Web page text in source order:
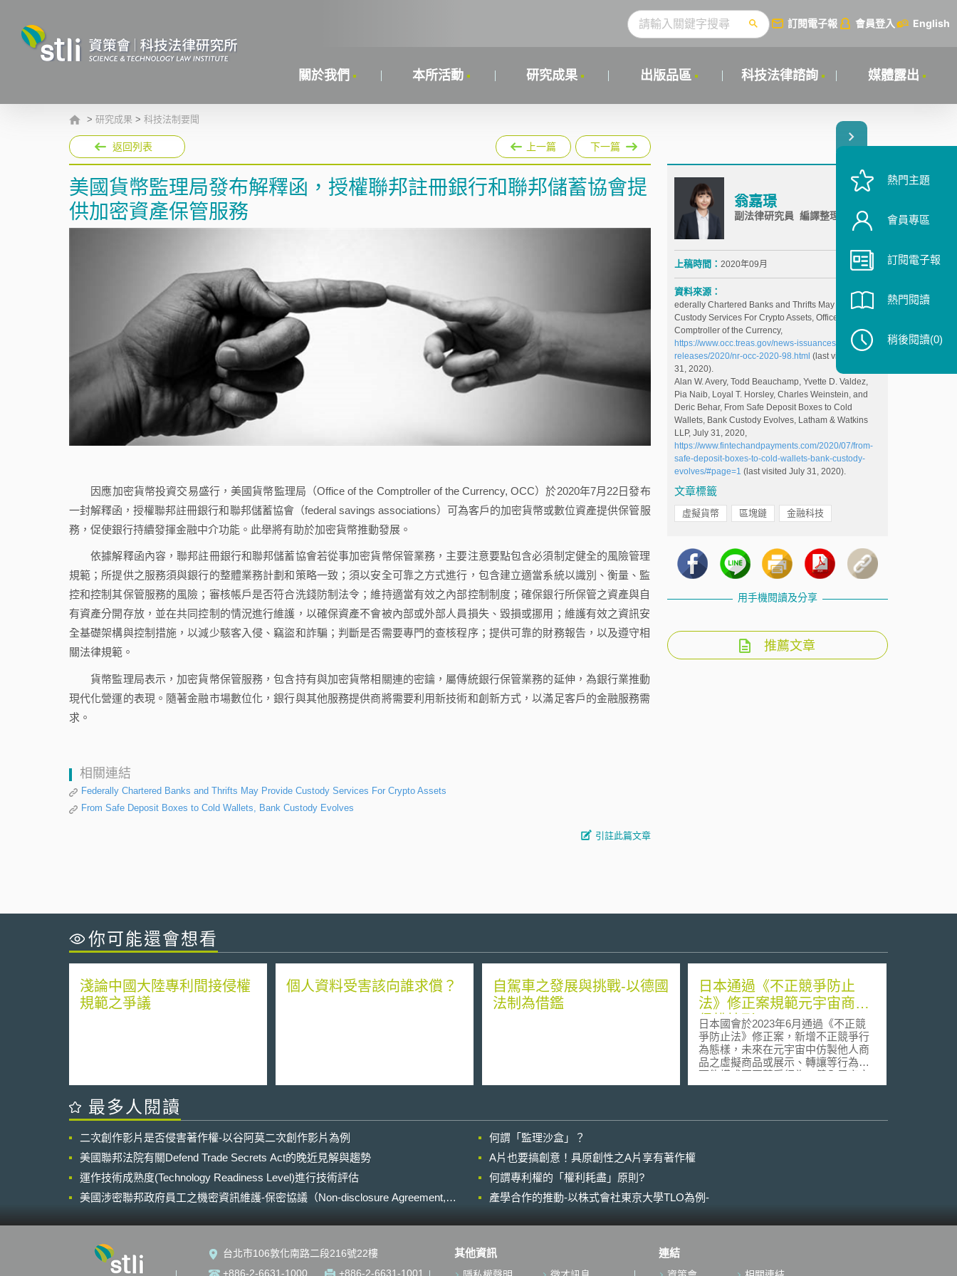
訂閱電子報 會員登入 English
關於我們 本所活動 研究成果 出版品區 科技法律諮詢 媒體露出
> 研究成果 > 科技法制要聞
返回列表 上一篇 下一篇
美國貨幣監理局發布解釋函，授權聯邦註冊銀行和聯邦儲蓄協會提
供加密資產保管服務
因應加密貨幣投資交易盛行，美國貨幣監理局（Office of the Comptroller of the Currency, OCC）於2020年7月22日發布
一封解釋函，授權聯邦註冊銀行和聯邦儲蓄協會（federal savings associations）可為客戶的加密貨幣或數位資產提供保管服
務，促使銀行持續發揮金融中介功能。此舉將有助於加密貨幣推動發展。
依據解釋函內容，聯邦註冊銀行和聯邦儲蓄協會若從事加密貨幣保管業務，主要注意要點包含必須制定健全的風險管理
規範；所提供之服務須與銀行的整體業務計劃和策略一致；須以安全可靠之方式進行，包含建立適當系統以識別、衡量、監
控和控制其保管服務的風險；審核帳戶是否符合洗錢防制法令；維持適當有效之內部控制制度；確保銀行所保管之資產與自
有資產分開存放，並在共同控制的情況進行維護，以確保資產不會被內部或外部人員損失、毀損或挪用；維護有效之資訊安
全基礎架構與控制措施，以減少駭客入侵、竊盜和詐騙；判斷是否需要專門的查核程序；提供可靠的財務報告，以及遵守相
關法律規範。
貨幣監理局表示，加密貨幣保管服務，包含持有與加密貨幣相關連的密鑰，屬傳統銀行保管業務的延伸，為銀行業推動
現代化營運的表現。隨著金融市場數位化，銀行與其他服務提供商將需要利用新技術和創新方式，以滿足客戶的金融服務需
求。
相關連結
Federally Chartered Banks and Thrifts May Provide Custody Services For Crypto Assets
From Safe Deposit Boxes to Cold Wallets, Bank Custody Evolves
引註此篇文章
翁嘉璟
副法律研究員 編譯整理
上稿時間： 2020年09月
資料來源：
ederally Chartered Banks and Thrifts May Provide
Custody Services For Crypto Assets, Office of the
Comptroller of the Currency,
https://www.occ.treas.gov/news-issuances/news-
releases/2020/nr-occ-2020-98.html (last visited July
31, 2020).
Alan W. Avery, Todd Beauchamp, Yvette D. Valdez,
Pia Naib, Loyal T. Horsley, Charles Weinstein, and
Deric Behar, From Safe Deposit Boxes to Cold
Wallets, Bank Custody Evolves, Latham & Watkins
LLP, July 31, 2020,
https://www.fintechandpayments.com/2020/07/from-
safe-deposit-boxes-to-cold-wallets-bank-custody-
evolves/#page=1 (last visited July 31, 2020).
文章標籤
虛擬貨幣 區塊鏈 金融科技
用手機閱讀及分享
推薦文章
你可能還會想看
淺論中國大陸專利間接侵權
規範之爭議
個人資料受害該向誰求償？
自駕車之發展與挑戰-以德國
法制為借鑑
日本通過《不正競爭防止
法》修正案規範元宇宙商品
侵權情形
日本國會於2023年6月通過《不正競
爭防止法》修正案，新增不正競爭行
為態樣，未來在元宇宙中仿製他人商
品之虛擬商品或展示、轉讓等行為，
可能構成不正競爭行為，健全元宇宙
中發生商品侵權的法律應對基礎，預
租行為缺乏透過電信線路態樣的實質
規範。商標法對於仿冒商標雖有一定
及商標侵權，受害人無法依商標法對
範，使在元宇宙轉讓出租仿製商品直
最多人閱讀
二次創作影片是否侵害著作權-以谷阿莫二次創作影片為例
何謂「監理沙盒」？
美國聯邦法院有關Defend Trade Secrets Act的晚近見解與趨勢
A片也要搞創意！具原創性之A片享有著作權
運作技術成熟度(Technology Readiness Level)進行技術評估
何謂專利權的「權利耗盡」原則?
美國涉密聯邦政府員工之機密資訊維護-保密協議（Non-disclosure Agreement,
產學合作的推動-以株式會社東京大學TLO為例-
台北市106敦化南路二段216號22樓
+886-2-6631-1000
+886-2-6631-1001
其他資訊 連結
熱門主題
會員專區
訂閱電子報
熱門閱讀
稍後閱讀(0)